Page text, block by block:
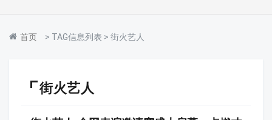
首页 > TAG信息列表 > 街火艺人
街火艺人